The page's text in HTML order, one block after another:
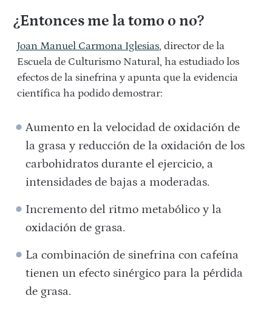
¿Entonces me la tomo o no?
Joan Manuel Carmona Iglesias, director de la
Escuela de Culturismo Natural, ha estudiado los
efectos de la sinefrina y apunta que la evidencia
científica ha podido demostrar:
Aumento en la velocidad de oxidación de
la grasa y reducción de la oxidación de los
carbohidratos durante el ejercicio, a
intensidades de bajas a moderadas.
Incremento del ritmo metabólico y la
oxidación de grasa.
La combinación de sinefrina con cafeína
tienen un efecto sinérgico para la pérdida
de grasa.